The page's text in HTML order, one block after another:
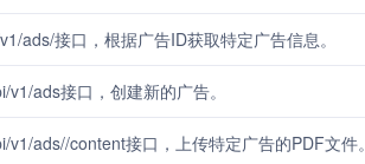
ads/接口，根据广告ID获取特定广告信息。
ads接口，创建新的广告。
v1/ads//content接口，上传特定广告的PDF文件。